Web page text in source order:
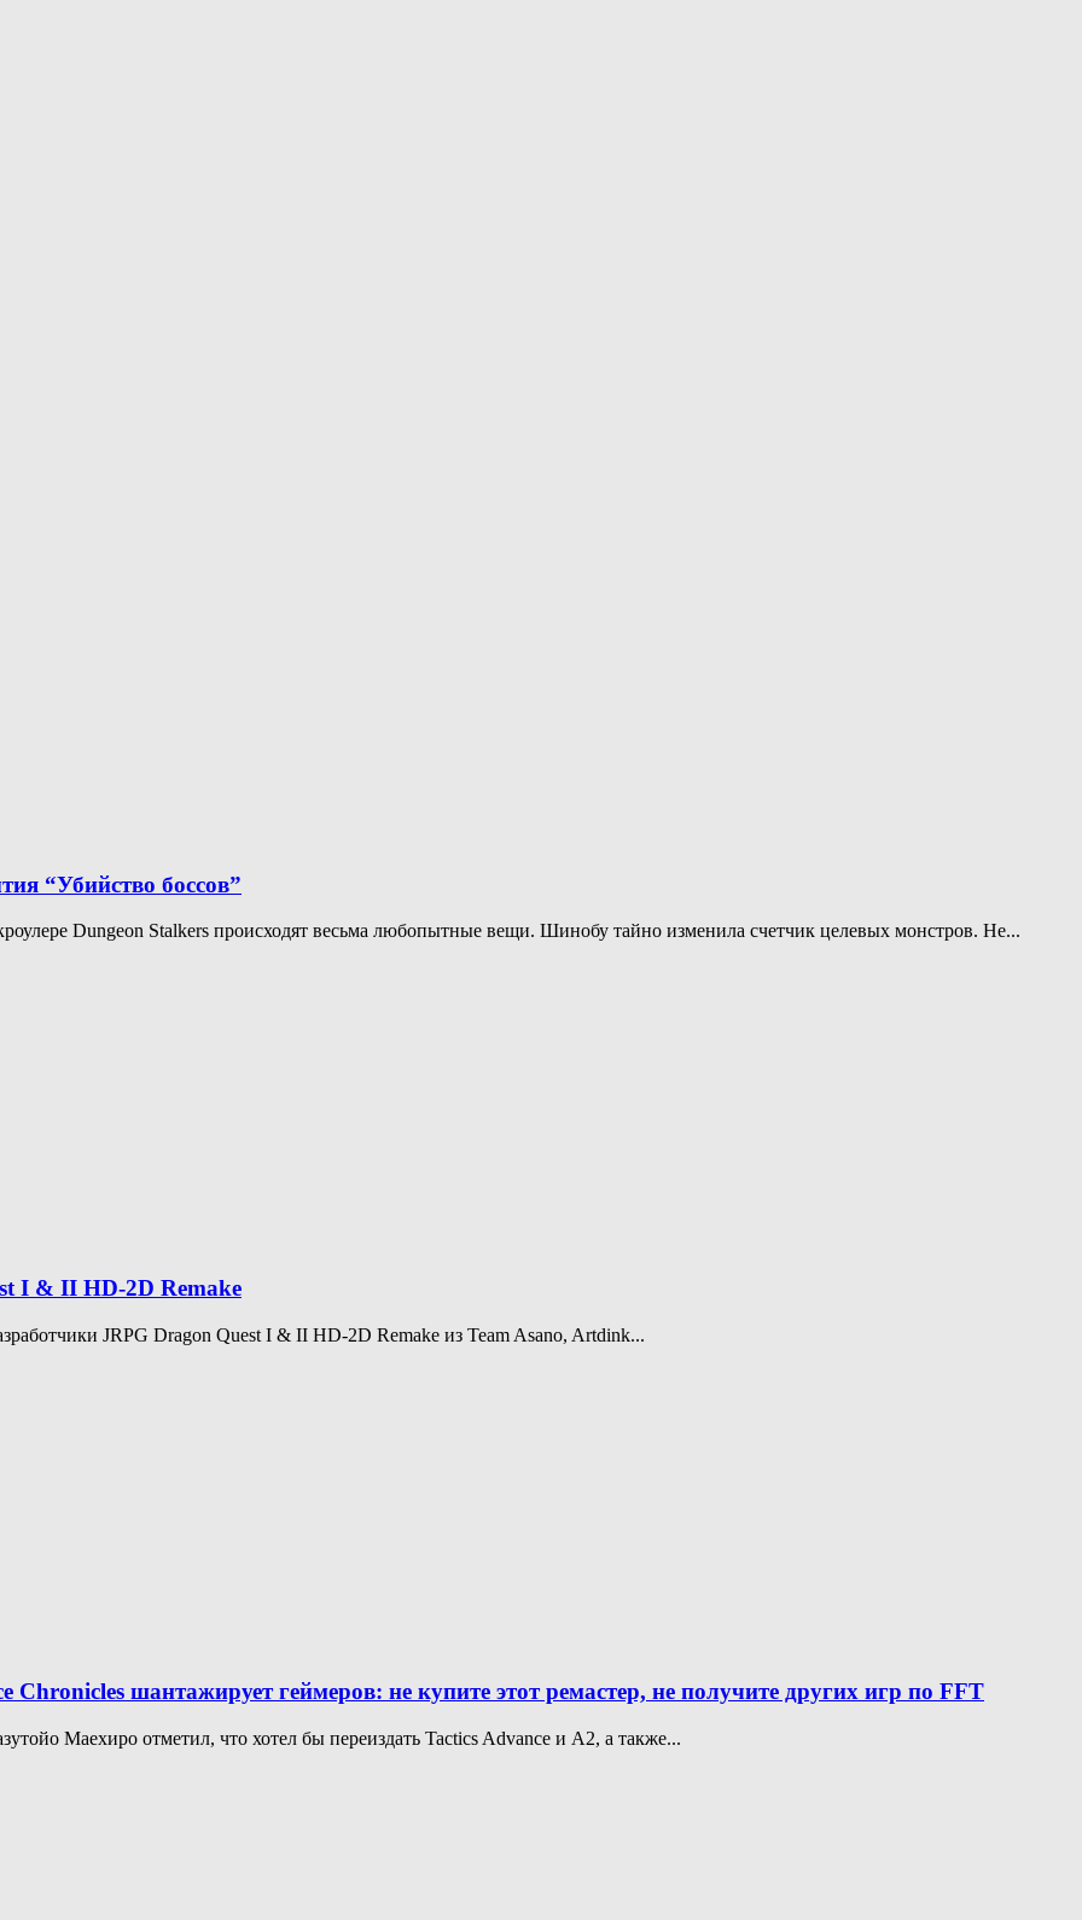
“Убийство боссов”
Dungeon Stalkers происходят весьма любопытные вещи. Шинобу тайно изменила счетчик целевых монстров. Не...
I & II HD-2D Remake
JRPG Dragon Quest I & II HD-2D Remake из Team Asano, Artdink...
шантажирует геймеров: не купите этот ремастер, не получите других игр по FFT
Маехиро отметил, что хотел бы переиздать Tactics Advance и A2, а также...